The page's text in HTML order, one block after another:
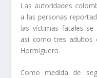
Las autoridades
a las personas
las víctimas fatales
así como tres adultos
Hormiguero.
Como medida de